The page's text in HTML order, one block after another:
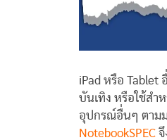
iPad หรือ Tablet
บันเทิง หรือใช้สำ
อุปกรณ์อื่นๆ ตามม
NotebookSPEC